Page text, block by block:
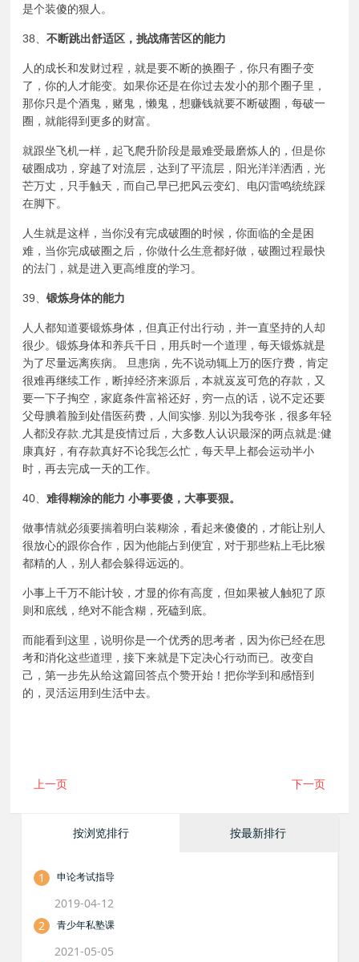
是个装傻的狠人。
38、不断跳出舒适区，挑战痛苦区的能力
人的成长和发财过程，就是要不断的换圈子，你只有圈子变
了，你的人才能变。如果你还是在你过去发小的那个圈子里，
那你只是个酒鬼，赌鬼，懒鬼，想赚钱就要不断破圈，每破一
圈，就能得到更多的财富。
就跟坐飞机一样，起飞爬升阶段是最难受最磨炼人的，但是你
破圈成功，穿越了对流层，达到了平流层 ，阳光洋洋洒洒，光
芒万丈，只手触天，而自己早已把风云变幻、电闪雷鸣统统踩
在脚下。
人生就是这样，当你没有完成破圈的时候，你面临的全是困
难，当你完成破圈之后，你做什么生意都好做，破圈过程最快
的法门，就是进入更高维度的学习。
39、锻炼身体的能力
人人都知道要锻炼身体，但真正付出行动，并一直坚持的人却
很少。锻炼身体和养兵千日，用兵时一个道理，每天锻炼就是
为了尽量远离疾病。 旦患病，先不说动辄上万的医疗费，肯定
很难再继续工作，断掉经济来源后，本就岌岌可危的存款，又
要一下子掏空，家庭条件富裕还好，穷一点的话，说不定还要
父母腆着脸到处借医药费，人间实惨. 别以为我夸张，很多年轻
人都没存款.尤其是疫情过后，大多数人认识最深的两点就是:健
康真好，有存款真好不论我怎么忙，每天早上都会运动半小
时，再去完成一天的工作。
40、难得糊涂的能力 小事要傻，大事要狠。
做事情就必须要揣着明白装糊涂 ，看起来傻傻的，才能让别人
很放心的跟你合作，因为他能占到便宜，对于那些粘上毛比猴
都精的人，别人都会躲得远远的。
小事上千万不能计较，才显的你有高度，但如果被人触犯了原
则和底线，绝对不能含糊，死磕到底。
而能看到这里，说明你是一个优秀的思考者，因为你已经在思
考和消化这些道理，接下来就是下定决心行动而已。改变自
己，第一步先从给这篇回答点个赞开始！把你学到和感悟到
的，灵活运用到生活中去。
上一页 下一页
按浏览排行 按最新排行
1 申论考试指导
2019-04-12
2
青少年私塾课
2021-05-05